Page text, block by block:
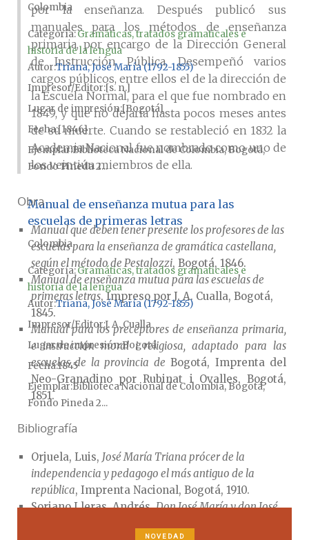
por la enseñanza. Después publicó sus
manuales para los métodos de enseñanza
primaria, por encargo de la Dirección General
de Instrucción Pública. Desempeñó varios
cargos públicos, entre ellos el de la dirección de
la Escuela Normal, para el que fue nombrado en
1849, y que no dejaría hasta pocos meses antes
de su muerte. Cuando se restableció en 1832 la
Academia Nacional fue nombrado como uno de
los veintiún miembros de ella.
Obra
Manual que deben tener presente los profesores de las
escuelas para la enseñanza de gramática castellana,
según el método de Pestalozzi, Bogotá, 1846.
Manual de enseñanza mutua para las escuelas de
primeras letras, Impreso por J. A. Cualla, Bogotá,
1845.
Manual para los preceptores de enseñanza primaria,
e instrucción moral i religiosa, adaptado para las
escuelas de la provincia de Bogotá, Imprenta del
Neo-Granadino por Rubinat i Ovalles, Bogotá,
1851.
Bibliografía
Orjuela, Luis, José María Triana prócer de la
independencia y pedagogo el más antiguo de la
república, Imprenta Nacional, Bogotá, 1910.
Soriano Lleras, Andrés,Don José María y don José
Colombia
Categoría:Gramáticas, tratados gramaticales e
historia de la lengua
Autor Triana, José María (1792-1855)
Impresor/Editor [s. n.]
Lugar de impresión[Bogotá]
Fecha[1846]
EjemplarBiblioteca Nacional de Colombia, Bogotá,
Fondo Pineda 2...
Manual de enseñanza mutua para las
escuelas de primeras letras
Colombia
Categoría:Gramáticas, tratados gramaticales e
historia de la lengua
Autor Triana, José María (1792-1855)
Impresor/EditorJ. A. Cualla
Lugar de impresiónBogotá
Fecha1845
Ejemplar Biblioteca Nacional de Colombia, Bogotá,
Fondo Pineda 2...
NOVEDAD